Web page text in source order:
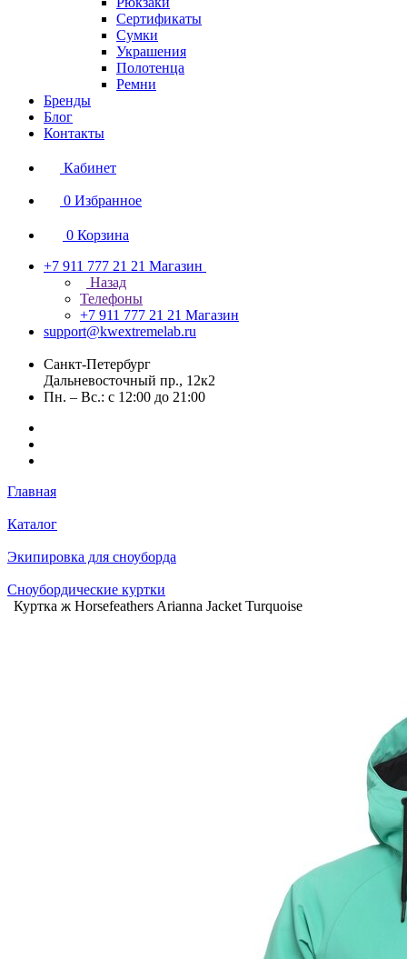
Сертификаты
Сумки
Украшения
Полотенца
Ремни
Бренды
Блог
Контакты
Кабинет
0 Избранное
0 Корзина
+7 911 777 21 21 Магазин
Назад
Телефоны
+7 911 777 21 21 Магазин
support@kwextremelab.ru
Санкт-Петербург
Дальневосточный пр., 12к2
Пн. – Вс.: с 12:00 до 21:00
Главная
Каталог
Экипировка для сноуборда
Сноубордические куртки
Куртка ж Horsefeathers Arianna Jacket Turquoise